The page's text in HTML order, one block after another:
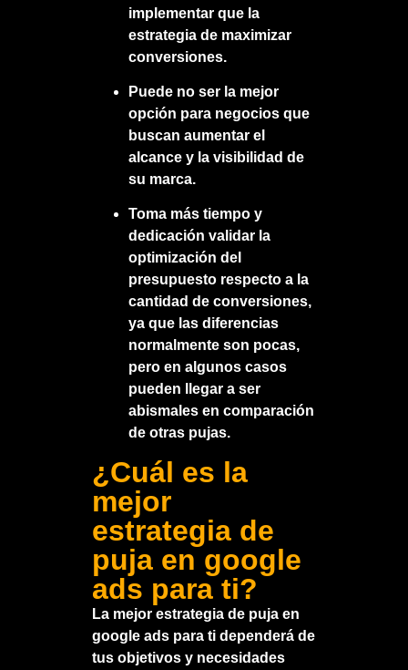
implementar que la
estrategia de maximizar
conversiones.
Puede no ser la mejor
opción para negocios que
buscan aumentar el
alcance y la visibilidad de
su marca.
Toma más tiempo y
dedicación validar la
optimización del
presupuesto respecto a la
cantidad de conversiones,
ya que las diferencias
normalmente son pocas,
pero en algunos casos
pueden llegar a ser
abismales en comparación
de otras pujas.
¿Cuál es la
mejor
estrategia de
puja en google
ads para ti?
La mejor estrategia de puja en
google ads para ti dependerá de
tus objetivos y necesidades